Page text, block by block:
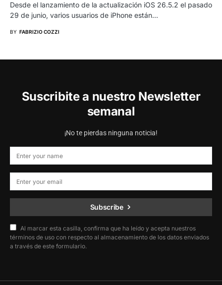
Desde el lanzamiento de la actualización iOS 26.5.2 el pasado
29 de junio, varios usuarios de iPhone están…
BY FABRIZIO COZZI
Suscribite a nuestro Newsletter
semanal
¡No te pierdas ninguna noticia!
Subscribe
Al marcar esta casilla, confirma que ha leído y acepta nuestros
términos de uso con respecto al almacenamiento de los datos enviados
a través de este formulario.